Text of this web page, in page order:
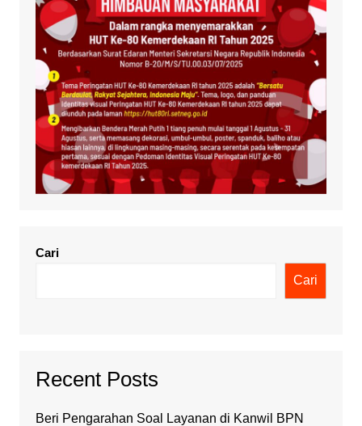
Cari
Cari
Recent Posts
Beri Pengarahan Soal Layanan di Kanwil BPN